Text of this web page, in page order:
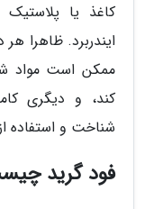
کاغذ یا پلاستیک
ایندربرد. ظاهرا
ممکن است مواد
کند، و دیگری
شناخت و استفاده
فود گرید